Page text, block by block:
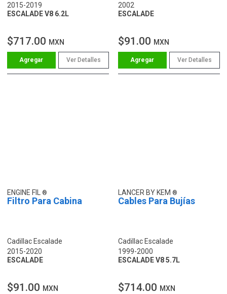
2015-2019
ESCALADE V8 6.2L
$717.00 MXN
Ver Detalles
2002
ESCALADE
$91.00 MXN
Ver Detalles
ENGINE FIL
Filtro Para Cabina
Cadillac Escalade
2015-2020
ESCALADE
$91.00 MXN
LANCER BY KEM
Cables Para Bujías
Cadillac Escalade
1999-2000
ESCALADE V8 5.7L
$714.00 MXN